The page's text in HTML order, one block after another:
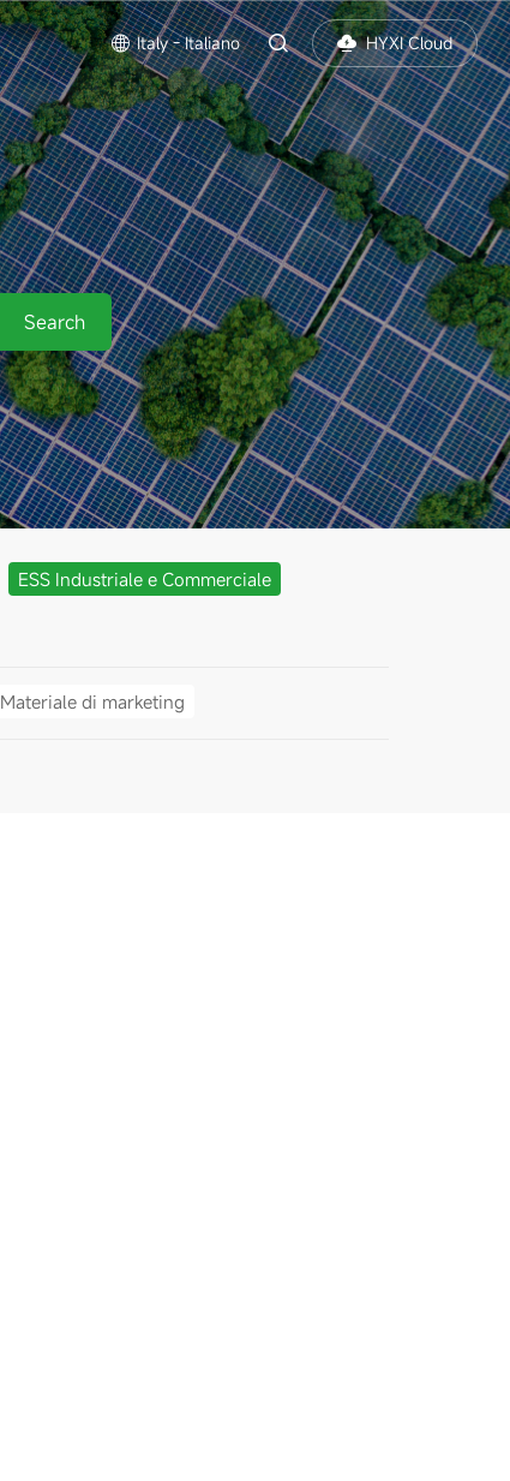
Italy - Italiano HYXI Cloud
Search
ESS Industriale e Commerciale
Materiale di marketing